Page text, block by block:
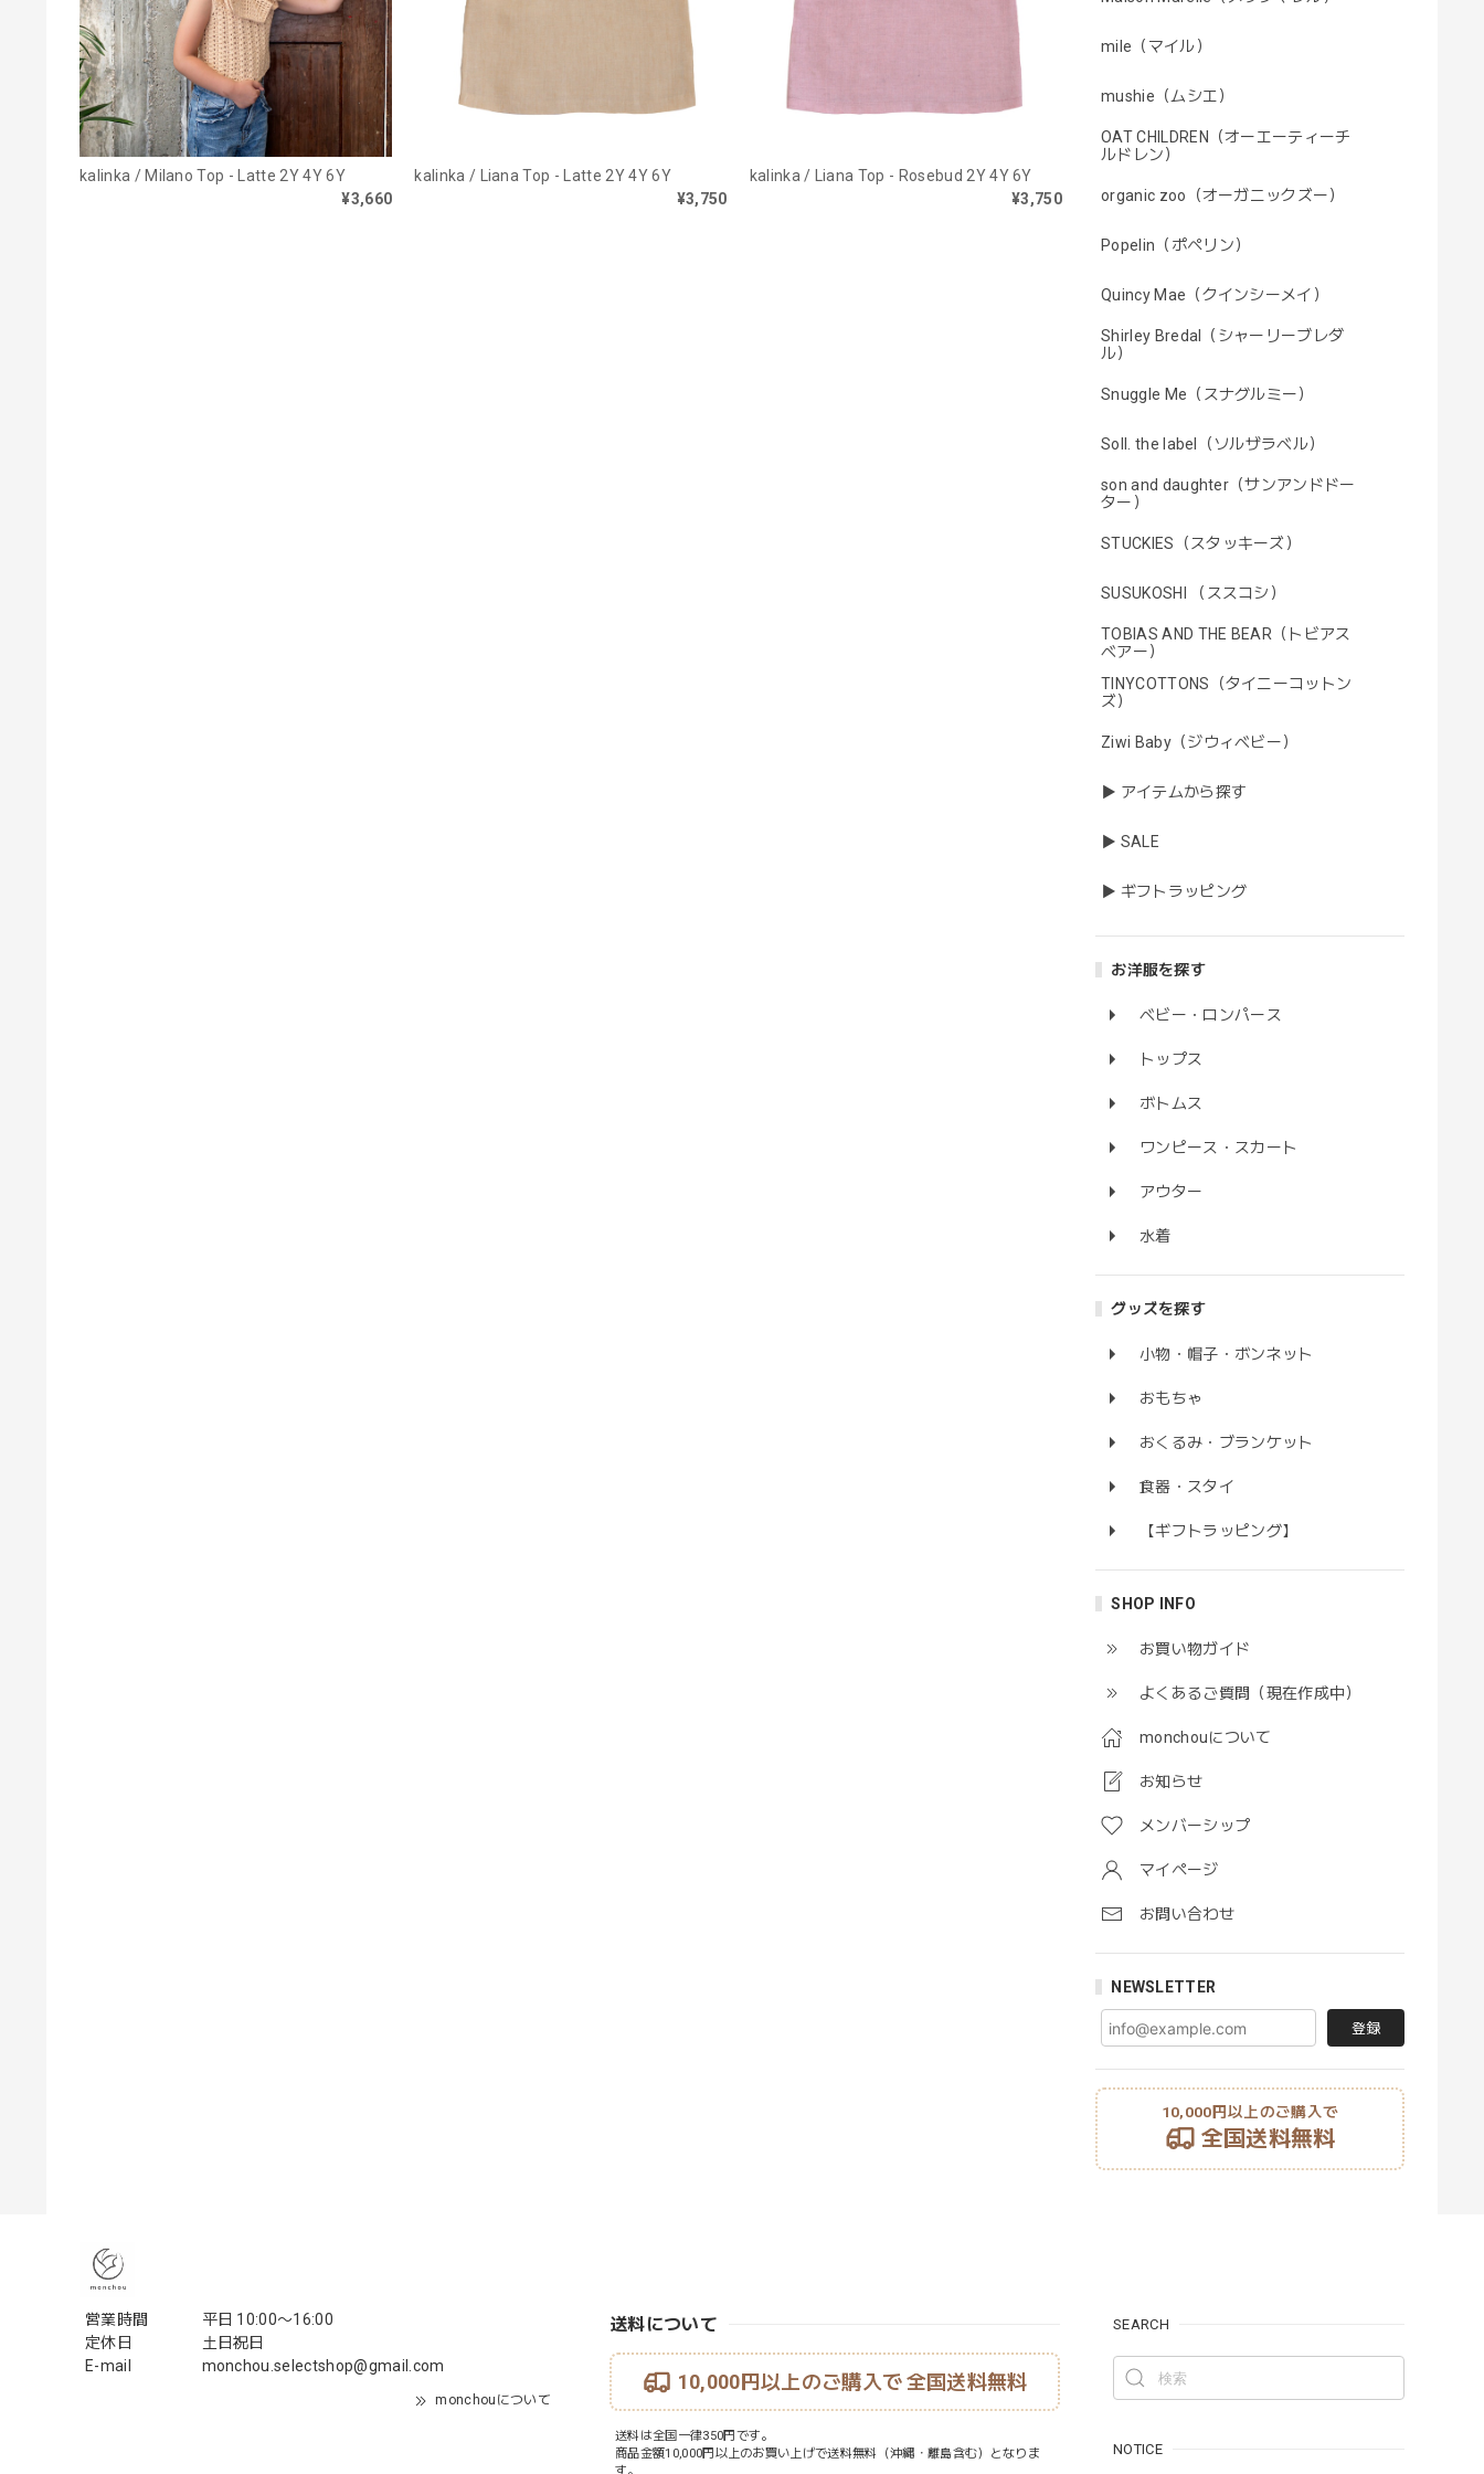
mile（マイル）
mushie（ムシエ）
OAT CHILDREN（オーエーティーチ
ルドレン）
organic zoo（オーガニックズー）
Popelin（ポペリン）
Quincy Mae（クインシーメイ）
Shirley Bredal（シャーリーブレダ
ル）
Snuggle Me（スナグルミー）
Soll. the label（ソルザラベル）
son and daughter（サンアンドドー
ター）
STUCKIES（スタッキーズ）
SUSUKOSHI （ススコシ）
TOBIAS AND THE BEAR（トビアス
ベアー）
TINYCOTTONS（タイニーコットン
ズ）
Ziwi Baby（ジウィベビー）
▶ アイテムから探す
▶ SALE
▶ ギフトラッピング
お洋服を探す
ベビー・ロンパース
トップス
ボトムス
ワンピース・スカート
アウター
水着
グッズを探す
小物・帽子・ボンネット
おもちゃ
おくるみ・ブランケット
食器・スタイ
【ギフトラッピング】
SHOP INFO
お買い物ガイド
よくあるご質問（現在作成中）
monchouについて
お知らせ
メンバーシップ
マイページ
お問い合わせ
NEWSLETTER
登録
10,000円以上のご購入で
全国送料無料
kalinka / Milano Top - Latte 2Y 4Y 6Y
¥3,660
kalinka / Liana Top - Latte 2Y 4Y 6Y
¥3,750
kalinka / Liana Top - Rosebud 2Y 4Y 6Y
¥3,750
営業時間
平日 10:00〜16:00
定休日
土日祝日
E-mail
monchou.selectshop@gmail.com
monchouについて
送料について
10,000円以上のご購入で全国送料無料
送料は全国一律350円です。
商品金額10,000円以上のお買い上げで送料無料（沖縄・離島含む）となりま
SEARCH
NOTICE